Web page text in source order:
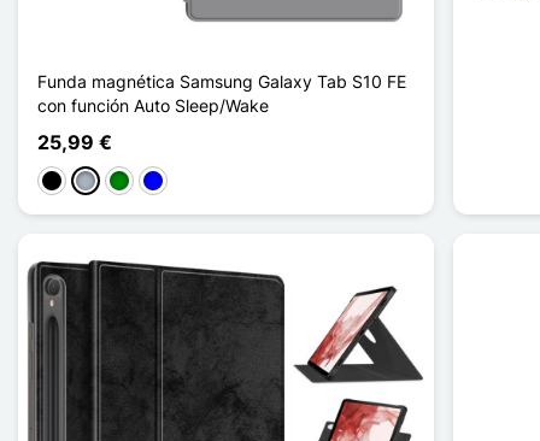
Funda magnética Samsung Galaxy Tab S10 FE
con función Auto Sleep/Wake
25,99 €
Negro
Gris VerdeAzul